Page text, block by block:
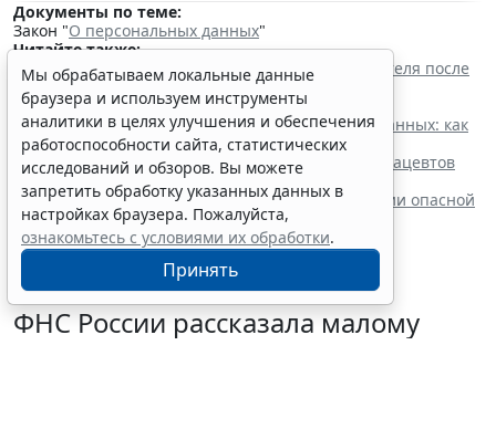
Документы по теме:
Закон "О персональных данных"
Читайте также:
Прием на работу: как законно проверить соискателя после
ужесточения ответственности за нарушение
законодательства о персональных данных
Политика конфиденциальности персональных данных: как
составить и где разместить
Новые номенклатуры для медработников и фармацевтов
вступят в силу с осени
Процедуру приостановки или запрета реализации опасной
продукции оптимизируют
ФНС России рассказала малому
Мы обрабатываем локальные данные
браузера и используем инструменты
аналитики в целях улучшения и обеспечения
работоспособности сайта, статистических
исследований и обзоров. Вы можете
запретить обработку указанных данных в
настройках браузера. Пожалуйста,
ознакомьтесь с условиями их обработки.
Принять